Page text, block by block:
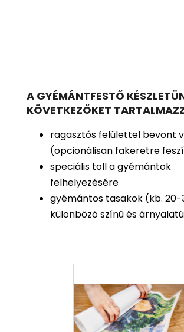
A GYÉMÁNTFESTŐ
KÖVETKEZŐKET
ragasztós felülettel bevont
(opcionálisan fakeretre
speciális toll a gyémántok
felhelyezésére
gyémántos tasakok (kb. 20-
különböző színű és